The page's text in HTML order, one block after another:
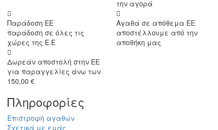
Martynas Sagaitis
Great product. Game changer.
I absolutely love 4barista. I love the message they wrote on the
delivery box. I love that they compiled a list of resources for me to
utilize for lea ...